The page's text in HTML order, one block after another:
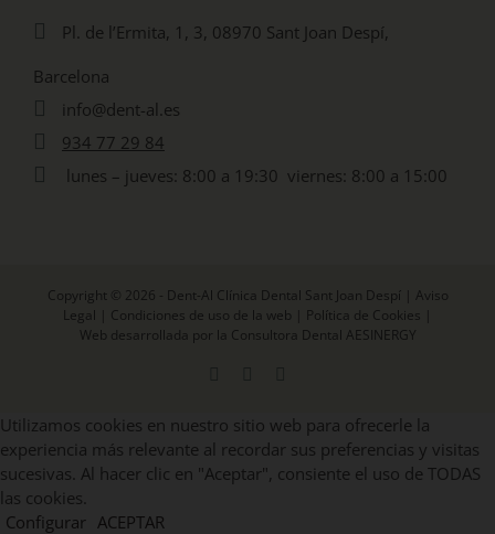
Pl. de l’Ermita, 1, 3, 08970 Sant Joan Despí,
Barcelona
info@dent-al.es
934 77 29 84
lunes – jueves: 8:00 a 19:30 viernes: 8:00 a 15:00
Copyright © 2026 - Dent-Al Clínica Dental Sant Joan Despí | Aviso
Legal
Condiciones de uso de la web Política de Cookies
Web desarrollada por la Consultora Dental AESINERGY
Utilizamos cookies en nuestro sitio web para ofrecerle la
experiencia más relevante al recordar sus preferencias y visitas
sucesivas. Al hacer clic en "Aceptar", consiente el uso de TODAS
las cookies.
Configurar ACEPTAR